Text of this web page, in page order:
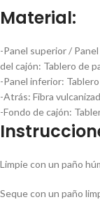
Material:
-Panel superior /
del cajón: Tablero de
-Panel inferior:
-Atrás: Fibra
-Fondo de cajón:
Limpie con un paño
Seque con un paño